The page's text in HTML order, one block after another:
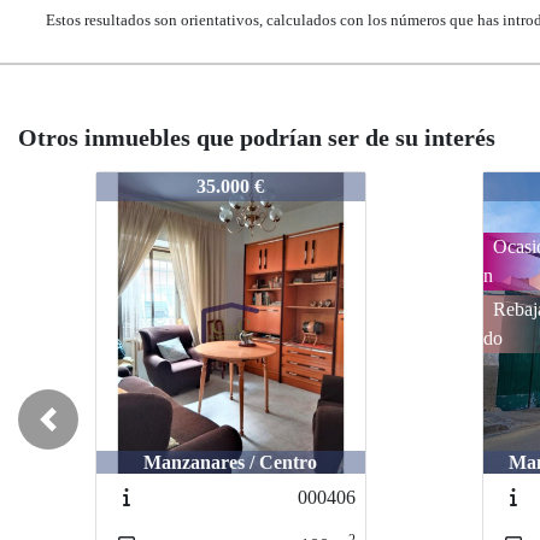
Estos resultados son orientativos, calculados con los números que has
Otros inmuebles que podrían ser de su interés
000010
45.000 €
Manzanares / Manzanares
Ocasió
Rebaja
do
202126
ad
n
Rebaja
do
000010 45.000 €
Manzanares / Manzanares
Ocasió
n
Rebaja
do
202126
ad
n
do
Previous